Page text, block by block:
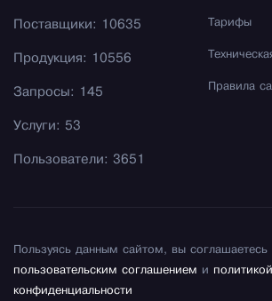
Тарифы
Правила
Поставщики: 10635
Продукция: 10556
Запросы: 145
Услуги: 53
Пользователи: 3651
Пользуясь данным сайтом, вы соглашаетесь
пользовательским соглашением и политикой
конфиденциальности